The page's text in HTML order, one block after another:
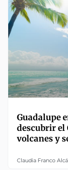
Guadalupe
descubrir el
volcanes y
Claudia Franco